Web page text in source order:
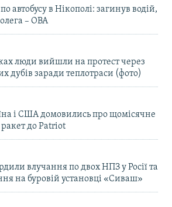
автобусу в Нікополі: загинув водій,
– ОВА
люди вийшли на протест через
дубів заради теплотраси (фото)
і США домовились про щомісячне
до Patriot
влучання по двох НПЗ у Росії та
на буровій установці «Сиваш»